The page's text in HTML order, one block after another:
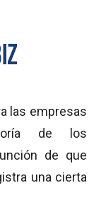
las empresas
de los
de que
una cierta